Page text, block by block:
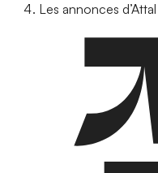
Les annonces